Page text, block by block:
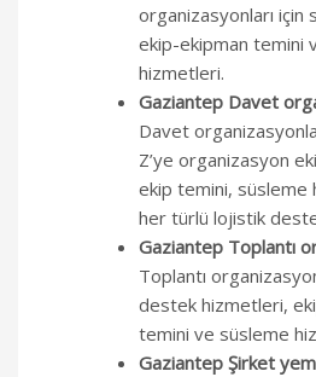
organizasyonları için
ekip-ekipman temini
hizmetleri.
Gaziantep Davet
Davet
Z’ye organizasyon
ekip temini, süsleme
her türlü lojistik
Gaziantep Toplantı
Toplantı
destek hizmetleri,
temini ve süsleme
Gaziantep Şirket